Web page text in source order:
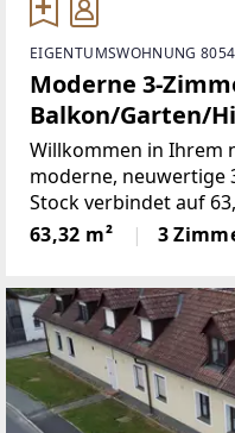
EIGENTUMSWOHNUNG
Moderne 3-
Balkon/Garten/
Willkommen in Ihrem
moderne, neuwertige
Stock verbindet auf
Wohnkomfort mit
energieeffizientund
63,32 m² 3